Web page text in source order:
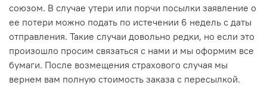
союзом. В случае утери или порчи посылки заявление о
ее потери можно подать по истечении 6 недель с даты
отправления. Такие случаи довольно редки, но если это
произошло просим связаться с нами и мы оформим все
бумаги. После возмещения страхового случая мы
вернем вам полную стоимость заказа с пересылкой.